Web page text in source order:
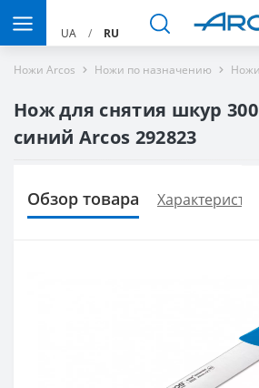
UA / RU
Ножи Arcos Ножи по назначению
Нож для снятия шкур
синий Arcos 292823
Обзор товара Характеристики